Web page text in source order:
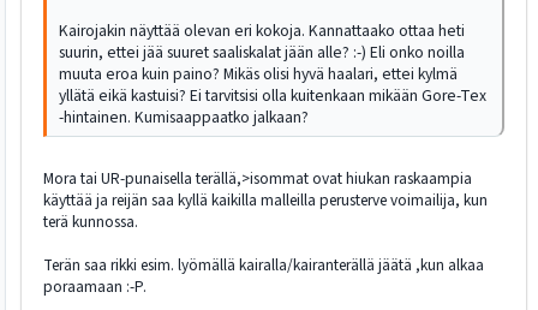
Kairojakin näyttää olevan eri kokoja. Kannattaako ottaa heti
suurin, ettei jää suuret saaliskalat jään alle? :-) Eli onko noilla
muuta eroa kuin paino? Mikäs olisi hyvä haalari, ettei kylmä
yllätä eikä kastuisi? Ei tarvitsisi olla kuitenkaan mikään Gore-Tex
-hintainen. Kumisaappaatko jalkaan?
Mora tai UR-punaisella terällä,>isommat ovat hiukan raskaampia
käyttää ja reijän saa kyllä kaikilla malleilla perusterve voimailija, kun
terä kunnossa.
Terän saa rikki esim. lyömällä kairalla/kairanterällä jäätä ,kun alkaa
poraamaan :-P.